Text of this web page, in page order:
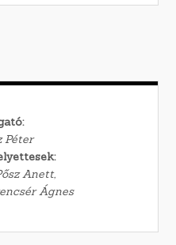
Péter
Anett,
Ágnes